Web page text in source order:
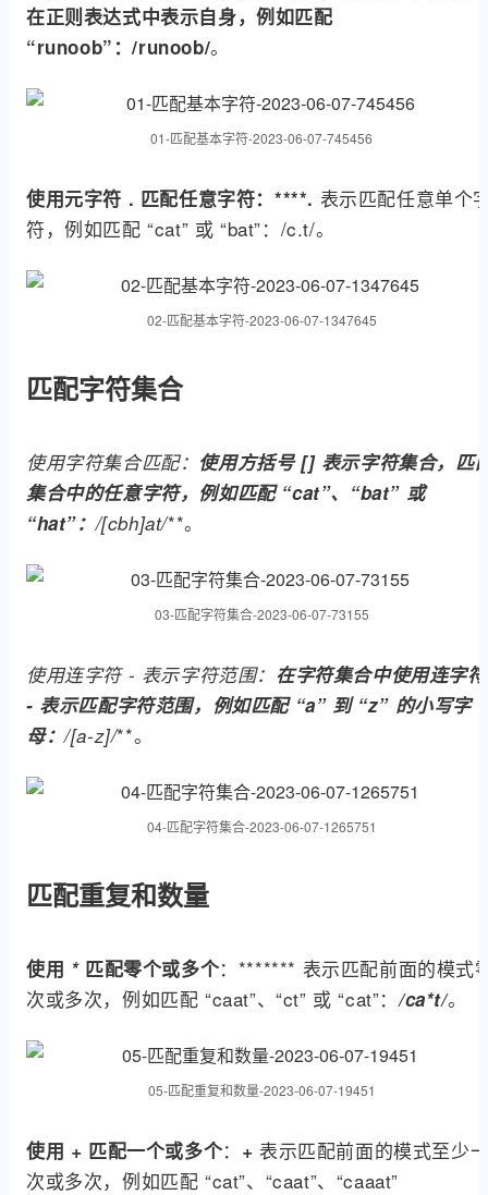
在正则表达式中表示自身，例如匹配
“runoob”：/runoob/。
01-匹配基本字符-2023-06-07-745456
使用元字符 . 匹配任意字符：****. 表示匹配任意单个
符，例如匹配 “cat” 或 “bat”：/c.t/。
02-匹配基本字符-2023-06-07-1347645
匹配字符集合
使用字符集合匹配： 使用方括号[]表示字符集合，匹
集合中的任意字符，例如匹配 “cat”、“bat” 或
“hat”：/[cbh]at/**。
03-匹配字符集合-2023-06-07-73155
使用连字符 - 表示字符范围： 在字符集合中使用连字符
- 表示匹配字符范围，例如匹配 “a” 到 “z” 的小写字
母：/[a-z]/**。
04-匹配字符集合-2023-06-07-1265751
匹配重复和数量
使用 * 匹配零个或多个：******* 表示匹配前面的模式
次或多次，例如匹配 “caat”、“ct” 或 “cat”：/ca*t/。
05-匹配重复和数量-2023-06-07-19451
使用 + 匹配一个或多个： + 表示匹配前面的模式至少
次或多次，例如匹配 “cat”、“caat”、“caaat”